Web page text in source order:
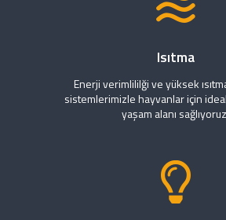
Isıtma
Enerji verimlililği ve yüksek
sistemlerimizle hayvanlar için
yaşam alanı